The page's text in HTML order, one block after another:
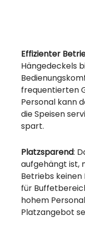
Effizienter
Hängedeckels
frequentierten
Personal kann
die Speisen
spart.
Platzsparend:
aufgehängt ist,
Betriebs keinen
für
hohem
Platzangebot